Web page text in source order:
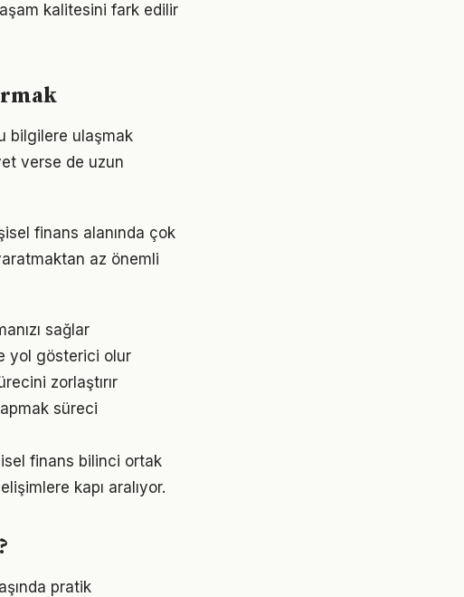
kalitesini fark edilir
bilgilere ulaşmak
verse de uzun
finans alanında çok
az önemli
sağlar
yol gösterici olur
zorlaştırır
süreci
finans bilinci ortak
kapı aralıyor.
pratik